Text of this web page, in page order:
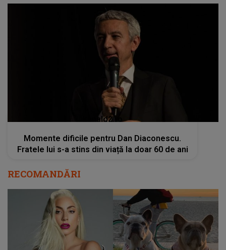
kanald2.ro
Momente dificile pentru Dan Diaconescu.
Fratele lui s-a stins din viață la doar 60 de ani
RECOMANDĂRI